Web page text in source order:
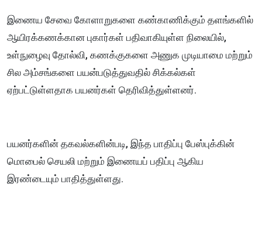
இணைய சேவை கோளாறுகளை கண்காணிக்கும் தளங்களில்
ஆயிரக்கணக்கான புகார்கள் பதிவாகியுள்ள நிலையில்,
உள்நுழைவு தோல்வி, கணக்குகளை அணுக முடியாமை மற்றும்
சில அம்சங்களை பயன்படுத்துவதில் சிக்கல்கள்
ஏற்பட்டுள்ளதாக பயனர்கள் தெரிவித்துள்ளனர்.
பயனர்களின் தகவல்களின்படி, இந்த பாதிப்பு பேஸ்புக்கின்
மொபைல் செயலி மற்றும் இணையப் பதிப்பு ஆகிய
இரண்டையும் பாதித்துள்ளது.